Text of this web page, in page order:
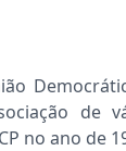
de
no ano de